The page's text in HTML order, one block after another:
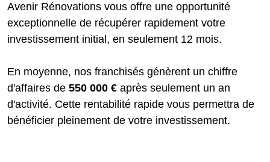
Avenir Rénovations vous offre une opportunité
exceptionnelle de récupérer rapidement votre
investissement initial, en seulement 12 mois.
En moyenne, nos franchisés génèrent un chiffre
d'affaires de 550 000 € après seulement un an
d'activité. Cette rentabilité rapide vous permettra de
bénéficier pleinement de votre investissement.